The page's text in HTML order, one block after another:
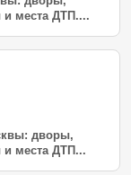
места ДТП....
дворы,
места ДТП...